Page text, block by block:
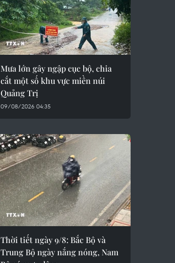
Mưa lớn gây ngập cục bộ, chia
cắt một số khu vực miền núi
Quảng Trị
09/08/2026 04:35
Thời tiết ngày 9/8: Bắc Bộ và
Trung Bộ ngày nắng nóng, Nam